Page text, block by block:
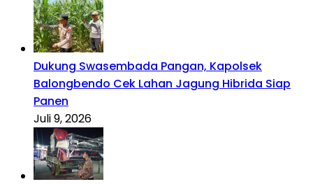
Dukung Swasembada Pangan, Kapolsek
Balongbendo Cek Lahan Jagung Hibrida Siap
Panen
Juli 9, 2026